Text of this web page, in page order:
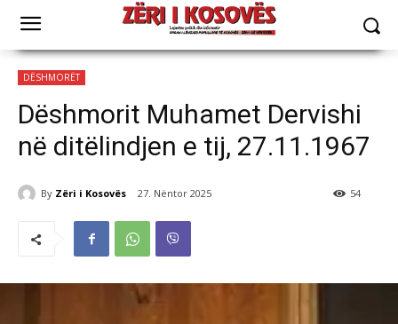
DËSHMORËT
Dëshmorit Muhamet Dervishi
në ditëlindjen e tij, 27.11.1967
By Zëri i Kosovës 27. Nëntor 2025 54